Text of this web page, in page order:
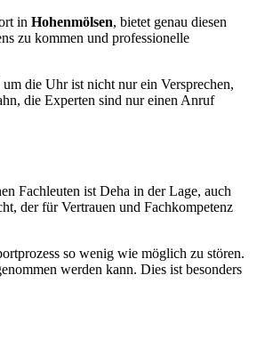
in Hohenmölsen, bietet genau diesen
zu kommen und professionelle
die Uhr ist nicht nur ein Versprechen,
die Experten sind nur einen Anruf
Fachleuten ist Deha in der Lage, auch
der für Vertrauen und Fachkompetenz
so wenig wie möglich zu stören.
werden kann. Dies ist besonders